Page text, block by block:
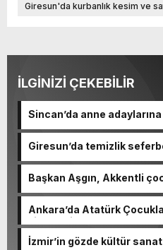
Giresun'da kurbanlık kesim ve
İLGİNİZİ ÇEKEBİLİR
Sincan’da anne
Giresun’da temizlik
Başkan Aşgın, Akkentli
Ankara’da Atatürk
ziyaretçi akını
İzmir’in gözde kültür